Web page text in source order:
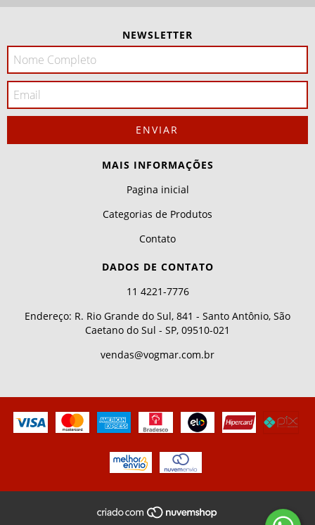
NEWSLETTER
MAIS INFORMAÇÕES
Pagina inicial
Categorias de Produtos
Contato
DADOS DE CONTATO
11 4221-7776
Endereço: R. Rio Grande do Sul, 841 - Santo Antônio, São
Caetano do Sul - SP, 09510-021
vendas@vogmar.com.br